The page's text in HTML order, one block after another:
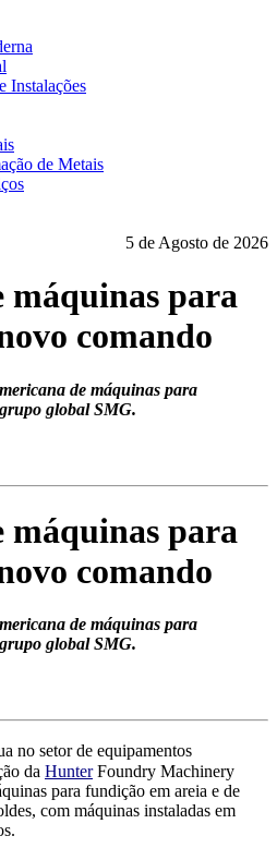
Instalações
de Metais
5 de Agosto de 2026
máquinas para
comando
de máquinas para
global SMG.
máquinas para
comando
de máquinas para
global SMG.
no setor de equipamentos
da HunterFoundry Machinery
para fundição em areia e de
com máquinas instaladas em